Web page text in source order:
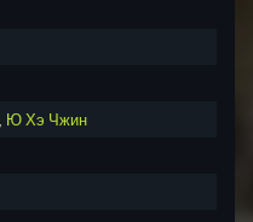
Ю Хэ Чжин